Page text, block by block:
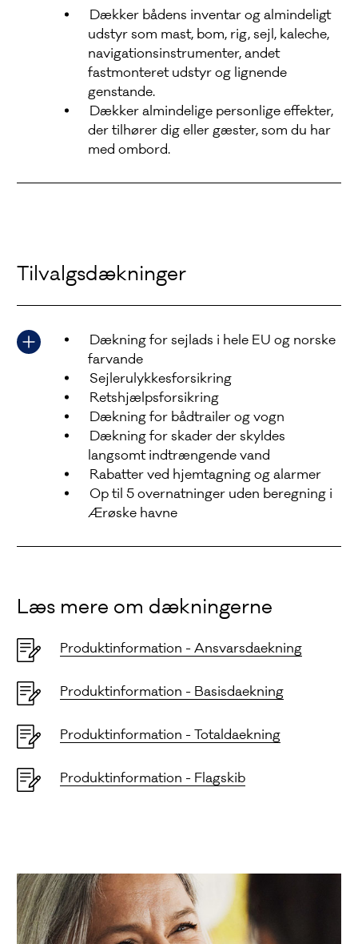
Dækker bådens inventar og almindeligt
udstyr som mast, bom, rig, sejl, kaleche,
navigationsinstrumenter, andet
fastmonteret udstyr og lignende
genstande.
Dækker almindelige personlige effekter,
der tilhører dig eller gæster, som du har
med ombord.
Tilvalgsdækninger
Dækning for sejlads i hele EU og norske
farvande
Sejlerulykkesforsikring
Retshjælpsforsikring
Dækning for bådtrailer og vogn
Dækning for skader der skyldes
langsomt indtrængende vand
Rabatter ved hjemtagning og alarmer
Op til 5 overnatninger uden beregning i
Ærøske havne
Læs mere om dækningerne
Produktinformation - Ansvarsdaekning
Produktinformation - Basisdaekning
Produktinformation - Totaldaekning
Produktinformation - Flagskib